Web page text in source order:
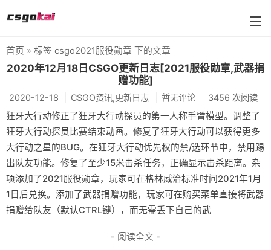
farmskins
88dog
flamecases
88hash-jp
首页 » 标签 csgo2021服役勋章 下的文章
2020年12月18日CSGO更新日志[2021服役勋章,武器捐
赠功能]
2020-12-18 CSGO资讯,更新日志 暂无评论 3456 次阅读
狂牙大行动修正了狂牙大行动探员的第一人称手臂模型。调整了
狂牙大行动探员比赛结束动画。修复了狂牙大行动可以获得更多
大行动之星的BUG。在狂牙大行动优先权的禁/选环节中，禁用踢
出队友功能。修复了至少15米击杀任务，正确显示击杀距离。杂
项添加了2021服役勋章，玩家可在格林威治标准时间2021年1月
1日后兑换。添加了武器捐赠功能，玩家可在购买菜单直接将武器
捐赠给队友（默认CTRL键），而无需丢下自己的武
- 阅读全文 -